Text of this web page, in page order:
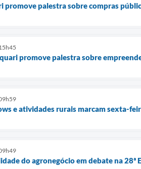
promove palestra sobre compras
promove palestra sobre
e atividades rurais marcam sexta-
do agronegócio em debate na 28ª